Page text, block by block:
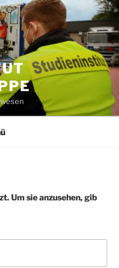
Um sie anzusehen, gib